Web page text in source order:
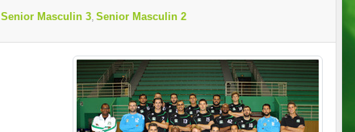
Senior Masculin 3 Senior Masculin 2